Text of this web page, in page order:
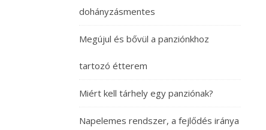
dohányzásmentes
Megújul és bővül a panziónkhoz
tartozó étterem
Miért kell tárhely egy panziónak?
Napelemes rendszer, a fejlődés iránya